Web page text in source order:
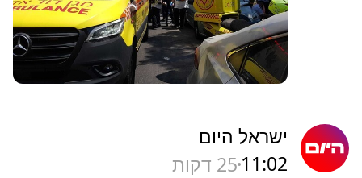
ישראל היום
11:02 25 דקות